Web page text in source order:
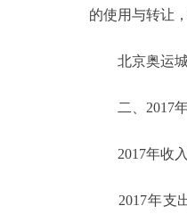
的使用与转让
北京奥运城
二、2017年
2017年收入
2017年支出